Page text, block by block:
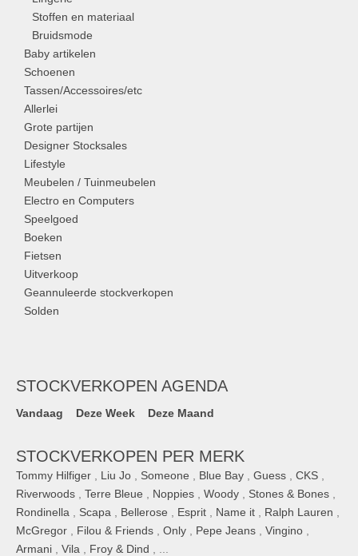
Stoffen en materiaal
Bruidsmode
Baby artikelen
Schoenen
Tassen/Accessoires/etc
Allerlei
Grote partijen
Designer Stocksales
Lifestyle
Meubelen / Tuinmeubelen
Electro en Computers
Speelgoed
Boeken
Fietsen
Uitverkoop
Geannuleerde stockverkopen
Solden
STOCKVERKOPEN AGENDA
Vandaag Deze Week Deze Maand
STOCKVERKOPEN PER MERK
Tommy Hilfiger Liu Jo Someone Blue Bay Guess CKS
Riverwoods
Terre Bleue Noppies Woody Stones & Bones
Rondinella
Scapa Bellerose Esprit Name it Ralph Lauren
McGregor
Filou & Friends Only Pepe Jeans Vingino
Armani
Vila Froy & Dind